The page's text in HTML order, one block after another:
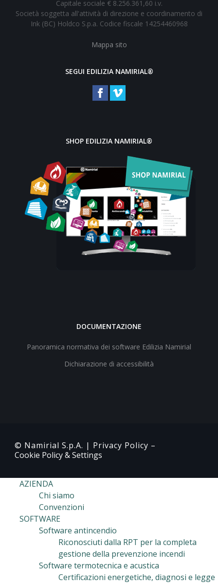
Capitale sociale € 8.256.361,60 i.v.
Società soggetta all'attività di direzione e coordinamento di
Ink (BC) Holdco S.p.a. Codice fiscale 14254460968
Mappa sito
SEGUI EDILIZIA NAMIRIAL®
SHOP EDILIZIA NAMIRIAL®
DOCUMENTAZIONE
Panoramica normativa dei software Edilizia Namirial
Dichiarazione di accessibilità
© Namirial S.p.A. | Privacy Policy –
Cookie Policy & Settings
AZIENDA
Chi siamo
Convenzioni
SOFTWARE
Software antincendio
Riconosciuti dalla RPT per la completa
gestione della prevenzione incendi
Software termotecnica e acustica
Certificazioni energetiche, diagnosi e legge